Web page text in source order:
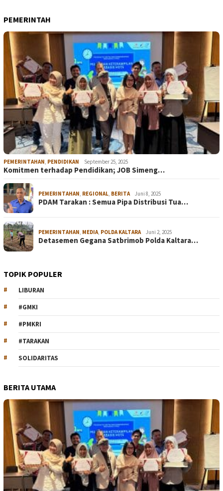
PEMERINTAH
PEMERINTAHAN PENDIDIKAN September 25, 2025
Komitmen terhadap Pendidikan; JOB Simeng…
PEMERINTAHAN REGIONAL BERITA Juni 8, 2025
PDAM Tarakan : Semua Pipa Distribusi Tua…
PEMERINTAHAN MEDIA POLDA KALTARA Juni 2, 2025
Detasemen Gegana Satbrimob Polda Kaltara…
TOPIK POPULER
LIBURAN
#GMKI
#PMKRI
#TARAKAN
SOLIDARITAS
BERITA UTAMA